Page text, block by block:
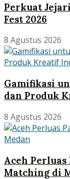
Perkuat
Fest 2026
8 Agustus 2026
Gamifikasi
dan Produk
8 Agustus 2026
Aceh Perluas
Matching di